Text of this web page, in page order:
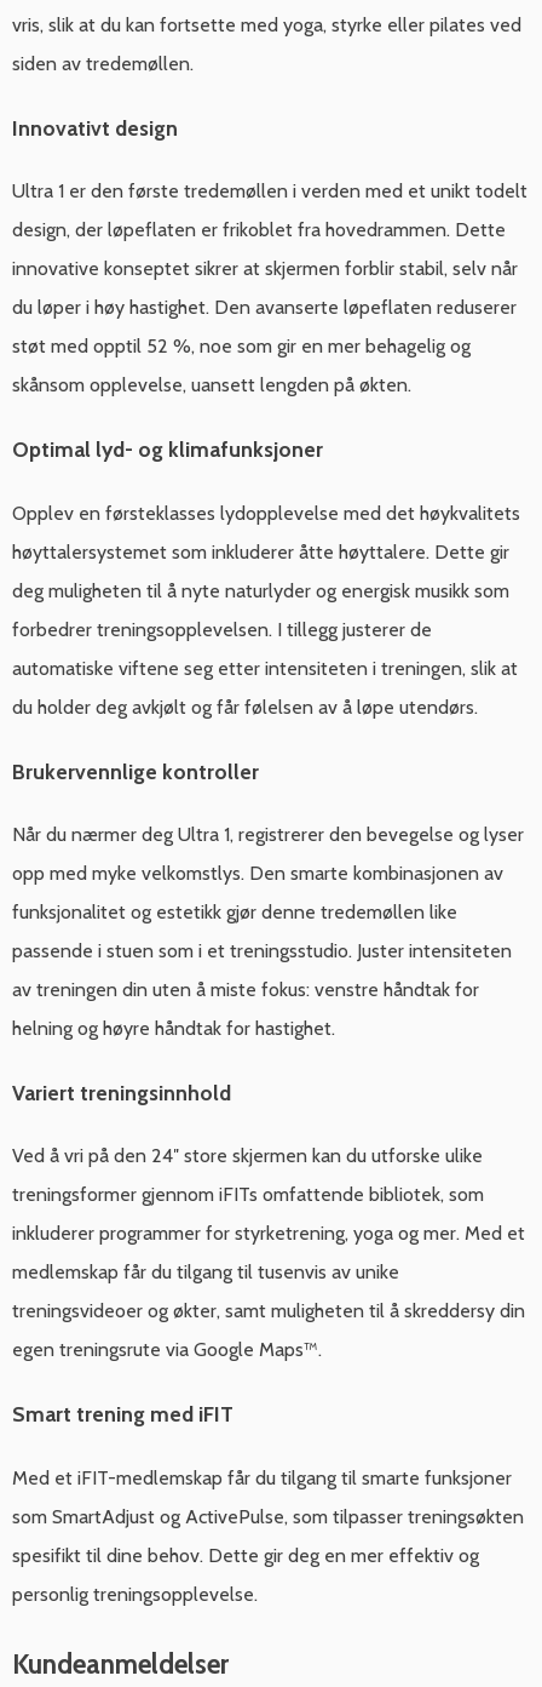
vris, slik at du kan fortsette med yoga, styrke eller pilates ved
siden av tredemøllen.
Innovativt design
Ultra 1 er den første tredemøllen i verden med et unikt todelt
design, der løpeflaten er frikoblet fra hovedrammen. Dette
innovative konseptet sikrer at skjermen forblir stabil, selv når
du løper i høy hastighet. Den avanserte løpeflaten reduserer
støt med opptil 52 %, noe som gir en mer behagelig og
skånsom opplevelse, uansett lengden på økten.
Optimal lyd- og klimafunksjoner
Opplev en førsteklasses lydopplevelse med det høykvalitets
høyttalersystemet som inkluderer åtte høyttalere. Dette gir
deg muligheten til å nyte naturlyder og energisk musikk som
forbedrer treningsopplevelsen. I tillegg justerer de
automatiske viftene seg etter intensiteten i treningen, slik at
du holder deg avkjølt og får følelsen av å løpe utendørs.
Brukervennlige kontroller
Når du nærmer deg Ultra 1, registrerer den bevegelse og lyser
opp med myke velkomstlys. Den smarte kombinasjonen av
funksjonalitet og estetikk gjør denne tredemøllen like
passende i stuen som i et treningsstudio. Juster intensiteten
av treningen din uten å miste fokus: venstre håndtak for
helning og høyre håndtak for hastighet.
Variert treningsinnhold
Ved å vri på den 24″ store skjermen kan du utforske ulike
treningsformer gjennom iFITs omfattende bibliotek, som
inkluderer programmer for styrketrening, yoga og mer. Med et
medlemskap får du tilgang til tusenvis av unike
treningsvideoer og økter, samt muligheten til å skreddersy din
egen treningsrute via Google Maps™.
Smart trening med iFIT
Med et iFIT-medlemskap får du tilgang til smarte funksjoner
som SmartAdjust og ActivePulse, som tilpasser treningsøkten
spesifikt til dine behov. Dette gir deg en mer effektiv og
personlig treningsopplevelse.
Kundeanmeldelser